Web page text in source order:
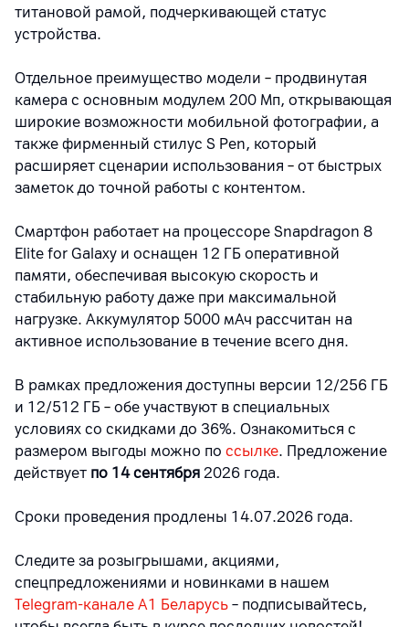
титановой рамой, подчеркивающей статус
устройства.
Отдельное преимущество модели – продвинутая
камера с основным модулем 200 Мп, открывающая
широкие возможности мобильной фотографии, а
также фирменный стилус S Pen, который
расширяет сценарии использования – от быстрых
заметок до точной работы с контентом.
Смартфон работает на процессоре Snapdragon 8
Elite for Galaxy и оснащен 12 ГБ оперативной
памяти, обеспечивая высокую скорость и
стабильную работу даже при максимальной
нагрузке. Аккумулятор 5000 мАч рассчитан на
активное использование в течение всего дня.
В рамках предложения доступны версии 12/256 ГБ
и 12/512 ГБ – обе участвуют в специальных
условиях со скидками до 36%. Ознакомиться с
размером выгоды можно по ссылке. Предложение
действует по 14 сентября 2026 года.
Сроки проведения продлены 14.07.2026 года.
Следите за розыгрышами, акциями,
спецпредложениями и новинками в нашем
Telegram-канале A1 Беларусь – подписывайтесь,